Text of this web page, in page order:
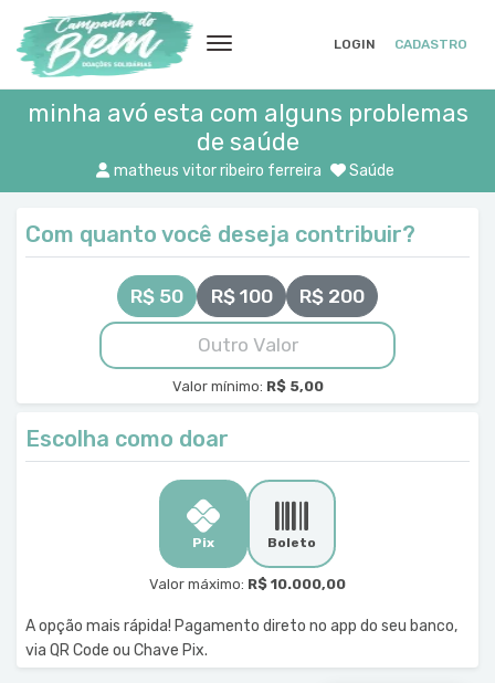
LOGIN CADASTRO
minha avó esta com alguns problemas
de saúde
matheus vitor ribeiro ferreira Saúde
Com quanto você deseja contribuir?
R$ 50 R$ 100 R$ 200
Valor mínimo: R$ 5,00
Escolha como doar
Pix Boleto
Valor máximo: R$ 10.000,00
A opção mais rápida! Pagamento direto no app do seu banco,
via QR Code ou Chave Pix.